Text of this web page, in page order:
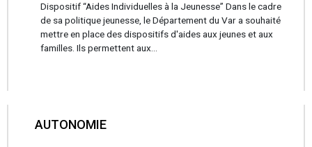
Dispositif “Aides Individuelles à la Jeunesse” Dans le cadre
de sa politique jeunesse, le Département du Var a souhaité
mettre en place des dispositifs d'aides aux jeunes et aux
familles. Ils permettent aux...
AUTONOMIE